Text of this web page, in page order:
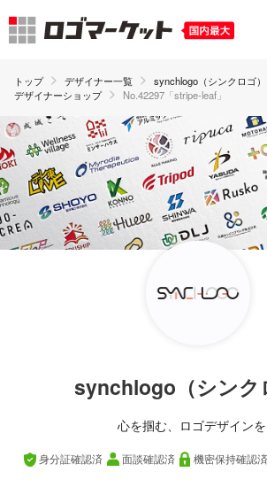
トップ デザイナー一覧
synchlogo（シンクロゴ）
デザイナーショップ
No.42297「stripe-leaf」
synchlogo（シンク
心を掴む、ロゴデザインを
身分証確認済 面談確認済 機密保持確認済